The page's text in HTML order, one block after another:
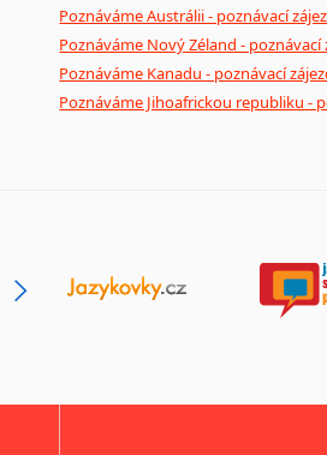
Poznáváme Austrálii - poznávací
Poznáváme Nový Zéland - poznávací
Poznáváme Kanadu - poznávací
Poznáváme Jihoafrickou republiku -